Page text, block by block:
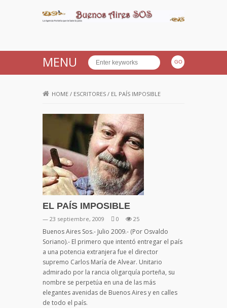
MENU
HOME / ESCRITORES / EL PAÍS IMPOSIBLE
EL PAÍS IMPOSIBLE
— 23 septiembre, 2009 0 25
Buenos Aires Sos.- Julio 2009.- (Por Osvaldo
Soriano).- El primero que intentó entregar el país
a una potencia extranjera fue el director
supremo Carlos María de Alvear. Unitario
admirado por la rancia oligarquía porteña, su
nombre se perpetúa en una de las más
elegantes avenidas de Buenos Aires y en calles
de todo el país.